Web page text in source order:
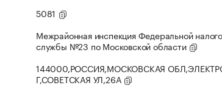
5081
Межрайонная инспекция Федеральной
службы №23 по Московской области
144000,РОССИЯ,МОСКОВСКАЯ
Г,СОВЕТСКАЯ УЛ,26А